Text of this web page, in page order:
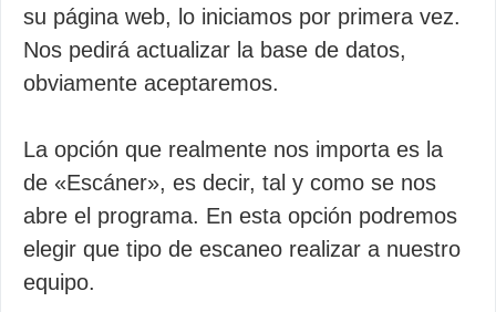
su página web, lo iniciamos por primera vez.
Nos pedirá actualizar la base de datos,
obviamente aceptaremos.
La opción que realmente nos importa es la
de «Escáner», es decir, tal y como se nos
abre el programa. En esta opción podremos
elegir que tipo de escaneo realizar a nuestro
equipo.